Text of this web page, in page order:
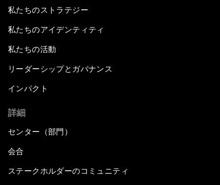
私たちのストラテジー
私たちのアイデンティティ
私たちの活動
リーダーシップとガバナンス
インパクト
詳細
センター（部門）
会合
ステークホルダーのコミュニティ